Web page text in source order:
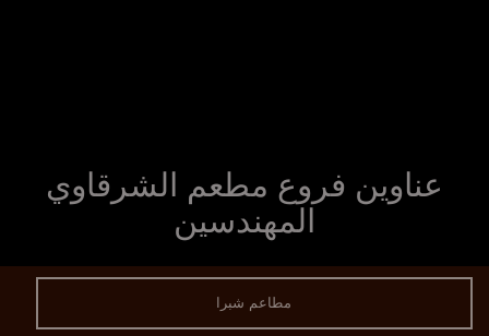
عناوين فروع مطعم الشرقاوي
المهندسين
مطاعم شبرا